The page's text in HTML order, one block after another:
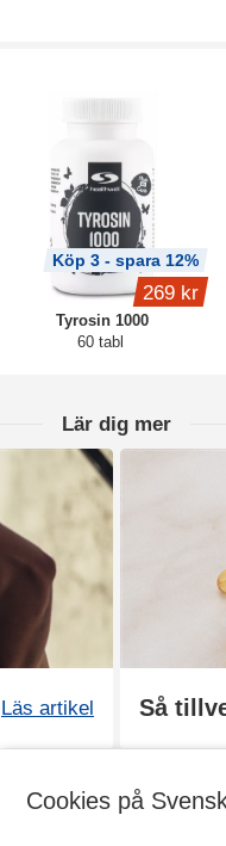
Cookies på
Tyrosin 1000
60 tabl
Köp 3 - spara 12%
269 kr
Lär dig mer
Läs artikel Så